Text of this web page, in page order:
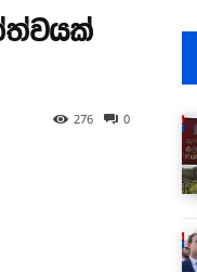
0
276